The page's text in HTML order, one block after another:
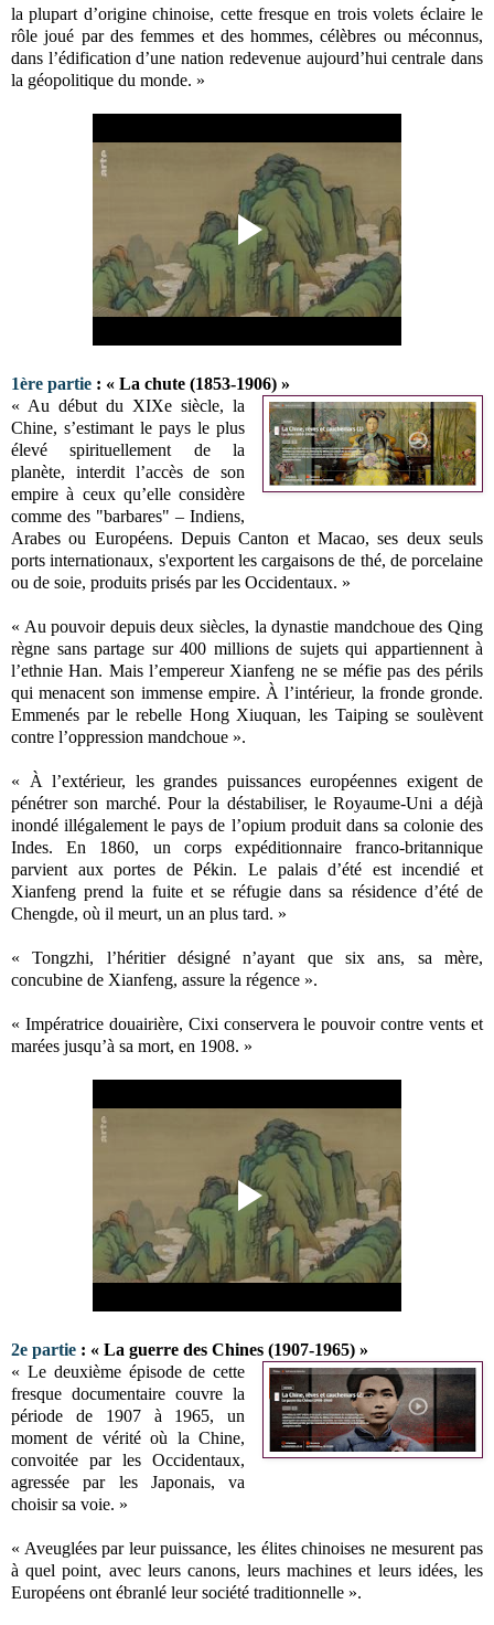
la plupart d’origine chinoise, cette fresque en trois volets éclaire le
rôle joué par des femmes et des hommes, célèbres ou méconnus,
dans l’édification d’une nation redevenue aujourd’hui centrale dans
la géopolitique du monde. »
1ère partie : « La chute (1853-1906) »
« Au début du XIXe siècle, la
Chine, s’estimant le pays le plus
élevé spirituellement de la
planète, interdit l’accès de son
empire à ceux qu’elle considère
comme des "barbares" – Indiens,
Arabes ou Européens. Depuis Canton et Macao, ses deux seuls
ports internationaux, s'exportent les cargaisons de thé, de porcelaine
ou de soie, produits prisés par les Occidentaux. »
« Au pouvoir depuis deux siècles, la dynastie mandchoue des Qing
règne sans partage sur 400 millions de sujets qui appartiennent à
l’ethnie Han. Mais l’empereur Xianfeng ne se méfie pas des périls
qui menacent son immense empire. À l’intérieur, la fronde gronde.
Emmenés par le rebelle Hong Xiuquan, les Taiping se soulèvent
contre l’oppression mandchoue ».
« À l’extérieur, les grandes puissances européennes exigent de
pénétrer son marché. Pour la déstabiliser, le Royaume-Uni a déjà
inondé illégalement le pays de l’opium produit dans sa colonie des
Indes. En 1860, un corps expéditionnaire franco-britannique
parvient aux portes de Pékin. Le palais d’été est incendié et
Xianfeng prend la fuite et se réfugie dans sa résidence d’été de
Chengde, où il meurt, un an plus tard. »
« Tongzhi, l’héritier désigné n’ayant que six ans, sa mère,
concubine de Xianfeng, assure la régence ».
« Impératrice douairière, Cixi conservera le pouvoir contre vents et
marées jusqu’à sa mort, en 1908. »
2e partie : « La guerre des Chines (1907-1965) »
« Le deuxième épisode de cette
fresque documentaire couvre la
période de 1907 à 1965, un
moment de vérité où la Chine,
convoitée par les Occidentaux,
agressée par les Japonais, va
choisir sa voie. »
« Aveuglées par leur puissance, les élites chinoises ne mesurent pas
à quel point, avec leurs canons, leurs machines et leurs idées, les
Européens ont ébranlé leur société traditionnelle ».